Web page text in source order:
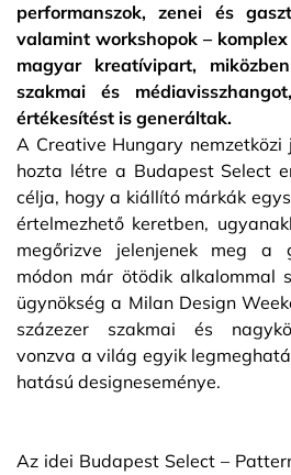
performanszok, zenei és
valamint workshopok –
magyar kreatívipart,
szakmai és
értékesítést is generáltak.
A Creative Hungary
hozta létre a Budapest Select
célja, hogy a kiállító márkák
értelmezhető keretben,
megőrizve jelenjenek meg a
módon már ötödik alkalommal
ügynökség a Milan Design
százezer szakmai és
vonzva a világ egyik
hatású designeseménye.
Az idei Budapest Select –